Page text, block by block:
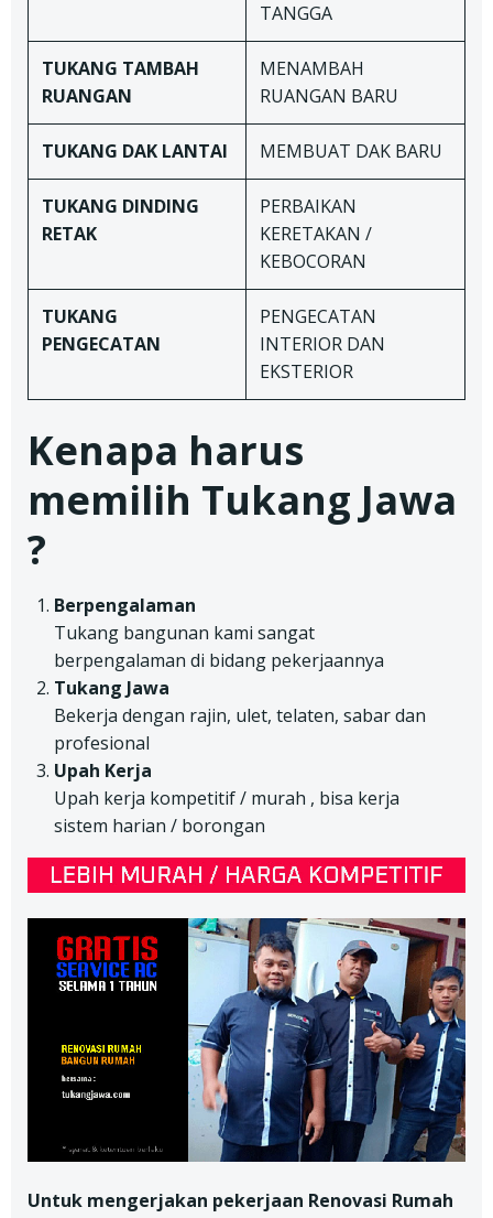
TANGGA
TUKANG TAMBAH
RUANGAN
MENAMBAH
RUANGAN BARU
TUKANG DAK LANTAI MEMBUAT DAK BARU
TUKANG DINDING
RETAK
PERBAIKAN
KERETAKAN /
KEBOCORAN
TUKANG
PENGECATAN
PENGECATAN
INTERIOR DAN
EKSTERIOR
Kenapa harus
memilih Tukang Jawa
?
Berpengalaman
Tukang bangunan kami sangat
berpengalaman di bidang pekerjaannya
Tukang Jawa
Bekerja dengan rajin, ulet, telaten, sabar dan
profesional
Upah Kerja
Upah kerja kompetitif / murah , bisa kerja
sistem harian / borongan
Untuk mengerjakan pekerjaan Renovasi Rumah